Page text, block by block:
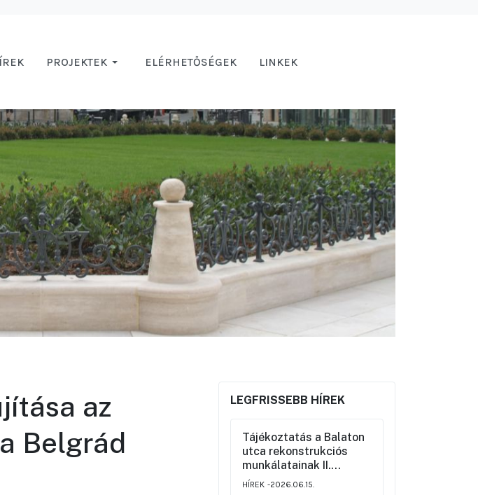
PROJEKTEK ELÉRHETŐSÉGEK LINKEK
az
Belgrád
LEGFRISSEBB HÍREK
Tájékoztatás a Balaton
utca rekonstrukciós
munkálatainak II.
üteméről a Szemere
HÍREK 2026.06.15.